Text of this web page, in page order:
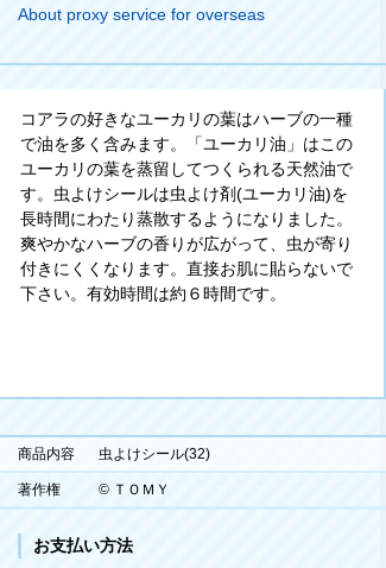
About proxy service for overseas
コアラの好きなユーカリの葉はハーブの一種
で油を多く含みます。「ユーカリ油」はこの
ユーカリの葉を蒸留してつくられる天然油で
す。虫よけシールは虫よけ剤(ユーカリ油)を
長時間にわたり蒸散するようになりました。
爽やかなハーブの香りが広がって、虫が寄り
付きにくくなります。直接お肌に貼らないで
下さい。有効時間は約６時間です。
商品内容 虫よけシール(32)
著作権 © ＴＯＭＹ
お支払い方法